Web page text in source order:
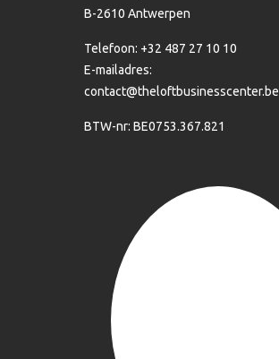
B-2610 Antwerpen
Telefoon: +32 487 27 10 10
E-mailadres:
contact@theloftbusinesscenter.be
BTW-nr: BE0753.367.821